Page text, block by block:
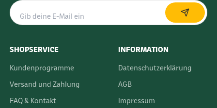
SHOPSERVICE
Kundenprogramme
Versand und Zahlung
FAQ & Kontakt
INFORMATION
Datenschutzerklärung
AGB
Impressum